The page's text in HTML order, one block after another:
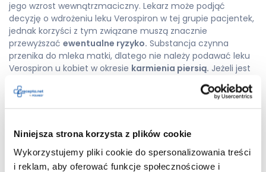
Niniejsza strona korzysta z plików cookie
Wykorzystujemy pliki cookie do spersonalizowania treści
i reklam, aby oferować funkcje społecznościowe i
jego wzrost wewnątrzmaciczny. Lekarz może podjąć
decyzję o wdrożeniu leku Verospiron w tej grupie pacjentek,
jednak korzyści z tym związane muszą znacznie
przewyższać ewentualne ryzyko. Substancja czynna
przenika do mleka matki, dlatego nie należy podawać leku
Verospiron u kobiet w okresie karmienia piersią. Jeżeli jest
to konieczne, to należy przerwać karmienie ze względów
bezpieczeństwa. Może to powodować działania
Verospiron — działania
niepożądane